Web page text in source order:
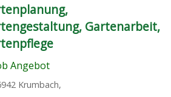
Gartenarbeit,
Angebot
Krumbach,